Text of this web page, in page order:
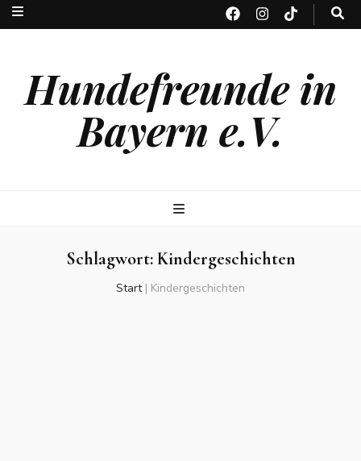
Hundefreunde in
Bayern e.V.
Schlagwort:Kindergeschichten
Start | Kindergeschichten